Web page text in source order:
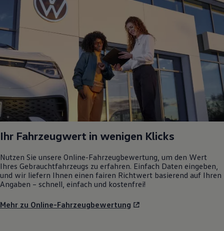
Ihr Fahrzeugwert in wenigen Klicks
Nutzen Sie unsere Online-Fahrzeugbewertung, um den Wert
Ihres Gebrauchtfahrzeugs zu erfahren. Einfach Daten eingeben,
und wir liefern Ihnen einen fairen Richtwert basierend auf Ihren
Angaben – schnell, einfach und kostenfrei!
Mehr zu Online-Fahrzeugbewertung